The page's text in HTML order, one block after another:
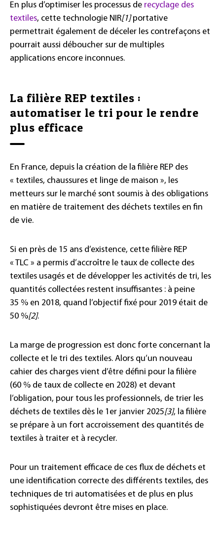
En plus d’optimiser les processus de recyclage des
textiles, cette technologie NIR[1]portative
permettrait également de déceler les contrefaçons et
pourrait aussi déboucher sur de multiples
applications encore inconnues.
La filière REP textiles :
automatiser le tri pour le rendre
plus efficace
En France, depuis la création de la filière REP des
« textiles, chaussures et linge de maison », les
metteurs sur le marché sont soumis à des obligations
en matière de traitement des déchets textiles en fin
de vie.
Si en près de 15 ans d’existence, cette filière REP
« TLC » a permis d’accroître le taux de collecte des
textiles usagés et de développer les activités de tri, les
quantités collectées restent insuffisantes : à peine
35 % en 2018, quand l’objectif fixé pour 2019 était de
50 %[2].
La marge de progression est donc forte concernant la
collecte et le tri des textiles. Alors qu’un nouveau
cahier des charges vient d’être défini pour la filière
(60 % de taux de collecte en 2028) et devant
l’obligation, pour tous les professionnels, de trier les
déchets de textiles dès le 1er janvier 2025[3], la filière
se prépare à un fort accroissement des quantités de
textiles à traiter et à recycler.
Pour un traitement efficace de ces flux de déchets et
une identification correcte des différents textiles, des
techniques de tri automatisées et de plus en plus
sophistiquées devront être mises en place.